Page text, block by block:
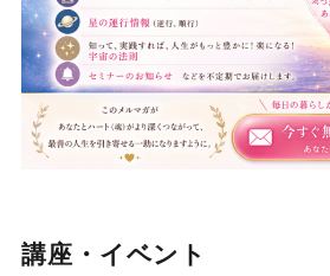
講座・イベント